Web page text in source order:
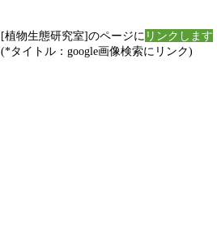
[植物生態研究室]のページに リンクします
(*タイトル：google画像検索にリンク)